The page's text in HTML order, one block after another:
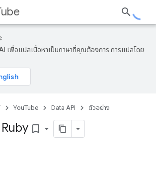
เพื่อแปลเนื้อหาเป็นภาษาที่คุณต้องการ การแปลโดย
YouTube Data API ตัวอย่าง
bookmark_border